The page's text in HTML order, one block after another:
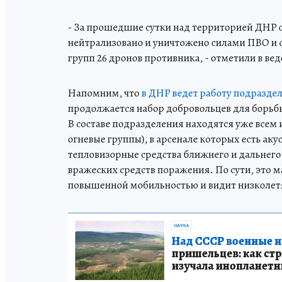
- За прошедшие сутки над территорией ДНР
нейтрализовано и уничтожено силами ПВО
групп 26 дронов противника, - отметили в
Напомним, чтов ДНР ведет работу
продолжается набор добровольцев для
В составе подразделения находятся уже
огневые группы), в арсенале которых есть
тепловизорные средства ближнего и
вражеских средств поражения. По сути, это
повышенной мобильностью и видит
НАУКА
Над СССР военные
пришельцев: как
изучала